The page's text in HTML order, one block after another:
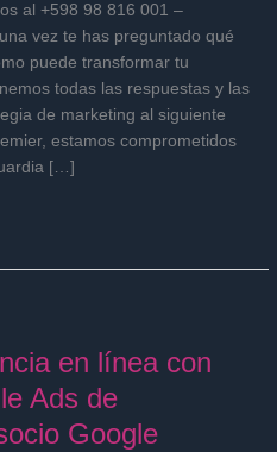
al +598 98 816 001 –
vez te has preguntado qué
puede transformar tu
todas las respuestas y las
de marketing al siguiente
estamos comprometidos
[…]
en línea con
Ads de
Google